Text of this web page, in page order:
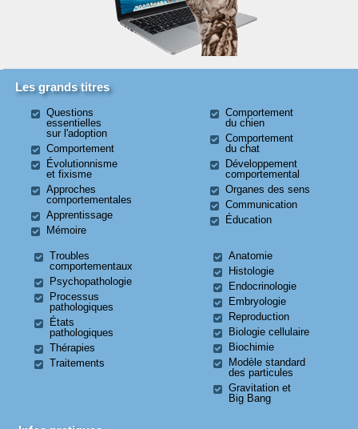
Les grands titres
Questions
essentielles
sur l'adoption
Comportement
Évolutionnisme
et fixisme
Approches
comportementales
Apprentissage
Mémoire
Comportement
du chien
Comportement
du chat
Développement
comportemental
Organes des sens
Communication
Éducation
Troubles
comportementaux
Psychopathologie
Processus
pathologiques
États
pathologiques
Thérapies
Traitements
Anatomie
Histologie
Endocrinologie
Embryologie
Reproduction
Biologie cellulaire
Biochimie
Modèle standard
des particules
Gravitation et
Big Bang